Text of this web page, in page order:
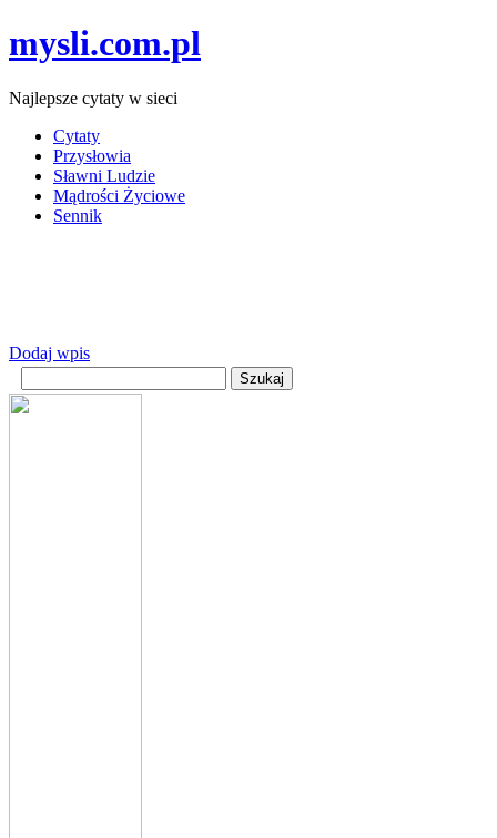
mysli.com.pl
Najlepsze cytaty w sieci
Cytaty
Przysłowia
Sławni Ludzie
Mądrości Życiowe
Sennik
Dodaj wpis